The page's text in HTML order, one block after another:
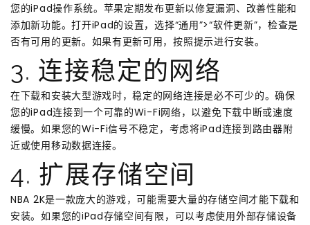
您的iPad操作系统。苹果定期发布更新以修复漏洞、改善性能和
添加新功能。打开iPad的设置，选择“通用”>“软件更新”，检查是
否有可用的更新。如果有更新可用，按照提示进行安装。
3. 连接稳定的网络
在下载和安装大型游戏时，稳定的网络连接是必不可少的。确保
您的iPad连接到一个可靠的Wi-Fi网络，以避免下载中断或速度
缓慢。如果您的Wi-Fi信号不稳定，考虑将iPad连接到路由器附
近或使用移动数据连接。
4. 扩展存储空间
NBA 2K是一款庞大的游戏，可能需要大量的存储空间才能下载和
安装。如果您的iPad存储空间有限，可以考虑使用外部存储设备